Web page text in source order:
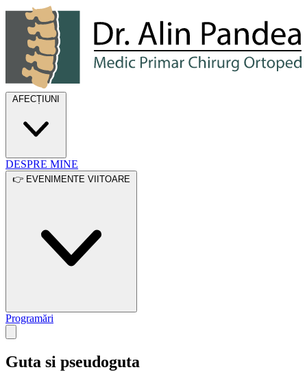
Dr. Alin Pandea
AFECȚIUNI
DESPRE MINE
👉 EVENIMENTE VIITOARE
Programări
Guta si pseudoguta